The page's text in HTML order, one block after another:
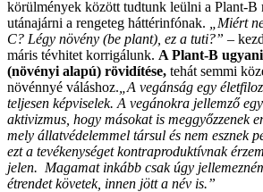
körülmények között tudtunk leülni a Plant-B
utánajárni a rengeteg háttérinfónak.
„Miért
C? Légy növény (be plant), ez a tuti?” –
máris tévhitet korrigálunk. A Plant-B
(növényi alapú) rövidítése, tehát semmi
növénnyé váláshoz. „A vegánság egy
teljesen képviselek. A vegánokra jellemző
aktivizmus, hogy másokat is meggyőzzenek
mely állatvédelemmel társul és nem esznek
ezt a tevékenységet kontraproduktívnak
jelen. Magamat inkább csak úgy
étrendet követek, innen jött a név is.”